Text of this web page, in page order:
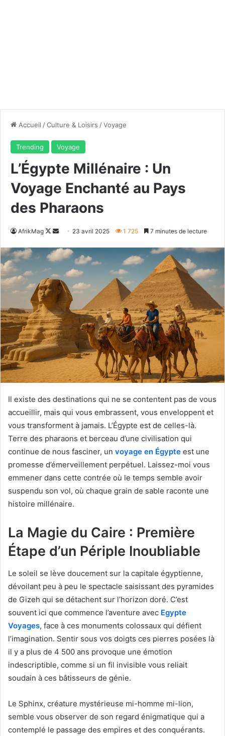
Accueil /Culture & Loisirs /Voyage
Trending Voyage
L’Égypte Millénaire : Un
Voyage Enchanté au Pays
des Pharaons
AfrikMag
Follow
X
Envoyer
courriel
23 avril 2025 1 725 7 minutes de lecture
Il existe des destinations qui ne se contentent pas de vous
accueillir, mais qui vous embrassent, vous enveloppent et
vous transforment à jamais. L’Égypte est de celles-là.
Terre des pharaons et berceau d’une civilisation qui
continue de nous fasciner, un voyage en Égypte est une
promesse d’émerveillement perpétuel. Laissez-moi vous
emmener dans cette contrée où le temps semble avoir
suspendu son vol, où chaque grain de sable raconte une
histoire millénaire.
La Magie du Caire : Première
Étape d’un Périple Inoubliable
Le soleil se lève doucement sur la capitale égyptienne,
dévoilant peu à peu le spectacle saisissant des pyramides
de Gizeh qui se détachent sur l’horizon doré. C’est
souvent ici que commence l’aventure avec Egypte
Voyages, face à ces monuments colossaux qui défient
l’imagination. Sentir sous vos doigts ces pierres posées là
il y a plus de 4 500 ans provoque une émotion
indescriptible, comme si un fil invisible vous reliait
soudain à ces bâtisseurs de génie.
Le Sphinx, créature mystérieuse mi-homme mi-lion,
semble vous observer de son regard énigmatique qui a
contemplé le passage des empires et des conquérants.